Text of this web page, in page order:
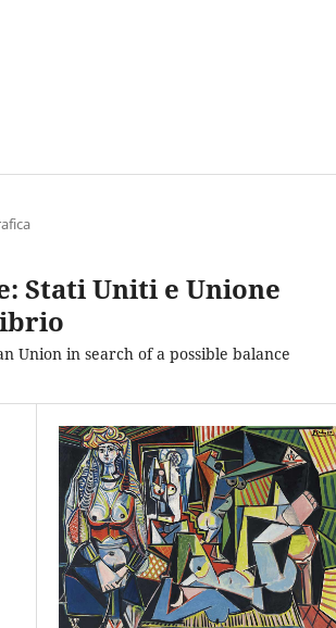
Stati Uniti e Unione
Union in search of a possible balance